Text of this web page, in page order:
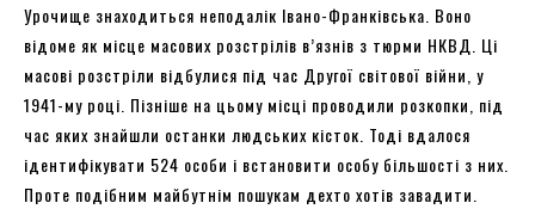
Урочище знаходиться неподалік Івано-Франківська. Воно
відоме як місце масових розстрілів в’язнів з тюрми НКВД. Ці
масові розстріли відбулися під час Другої світової війни, у
1941-му році. Пізніше на цьому місці проводили розкопки, під
час яких знайшли останки людських кісток. Тоді вдалося
ідентифікувати 524 особи і встановити особу більшості з них.
Проте подібним майбутнім пошукам дехто хотів завадити.